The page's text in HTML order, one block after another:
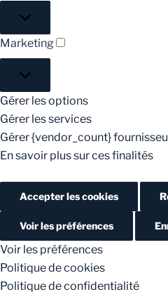
Marketing
Gérer les options
Gérer les services
Gérer {vendor_count}
En savoir plus sur ces finalités
Accepter les cookies
Voir les préférences
Voir les préférences
Politique de cookies
Politique de confidentialité